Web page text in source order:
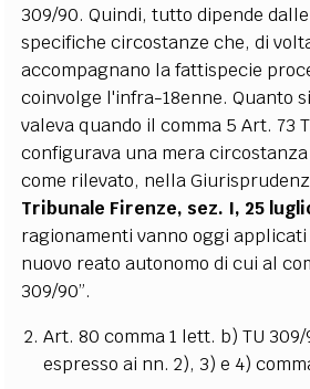
309/90. Quindi, tutto dipende
specifiche circostanze che, di
accompagnano la fattispecie
coinvolge l'infra-18enne. Quanto
valeva quando il comma 5 Art. 73
configurava una mera
come rilevato, nella
Tribunale Firenze, sez. I, 25
ragionamenti vanno oggi
nuovo reato autonomo di cui al
309/90”.
Art. 80 comma 1 lett. b) TU
espresso ai nn. 2), 3) e 4)